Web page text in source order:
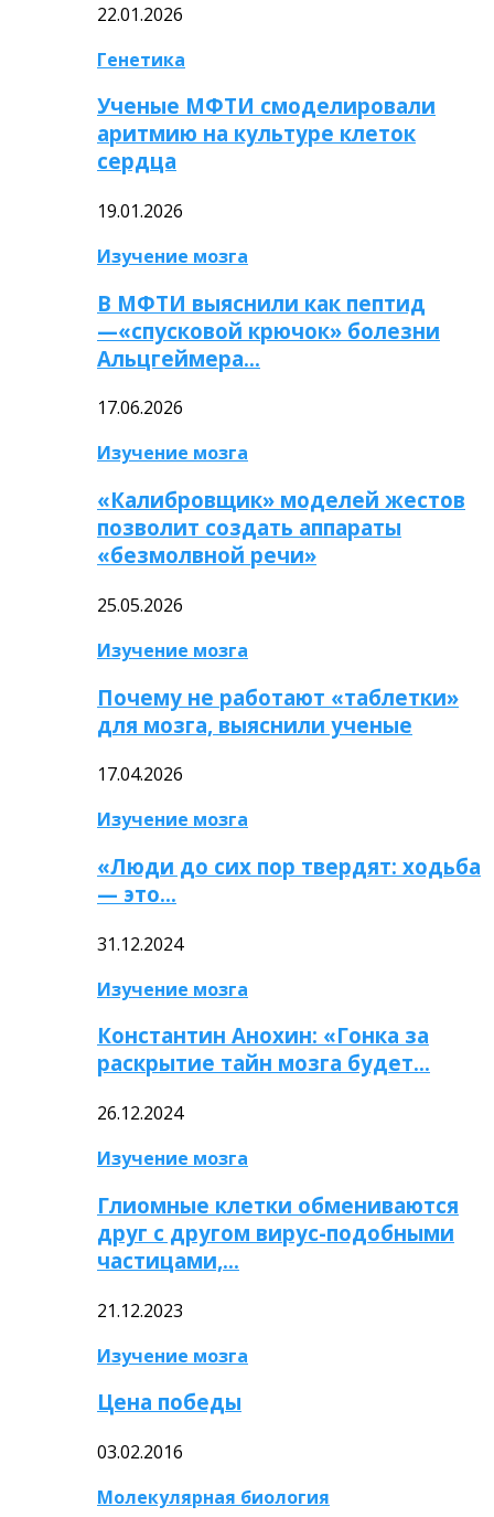
22.01.2026
Генетика
Ученые МФТИ смоделировали
аритмию на культуре клеток
сердца
19.01.2026
Изучение мозга
В МФТИ выяснили как пептид
—«спусковой крючок» болезни
Альцгеймера…
17.06.2026
Изучение мозга
«Калибровщик» моделей жестов
позволит создать аппараты
«безмолвной речи»
25.05.2026
Изучение мозга
Почему не работают «таблетки»
для мозга, выяснили ученые
17.04.2026
Изучение мозга
«Люди до сих пор твердят: ходьба
— это…
31.12.2024
Изучение мозга
Константин Анохин: «Гонка за
раскрытие тайн мозга будет…
26.12.2024
Изучение мозга
Глиомные клетки обмениваются
друг с другом вирус-подобными
частицами,…
21.12.2023
Изучение мозга
Цена победы
03.02.2016
Молекулярная биология